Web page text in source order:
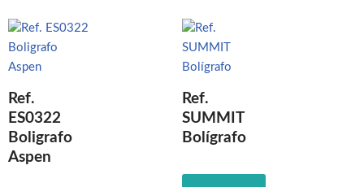
Ref.
ES0322
Boligrafo
Aspen
Ref.
SUMMIT
Bolígrafo